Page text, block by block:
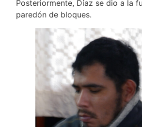
Posteriormente, Díaz se dio a la
paredón de bloques.